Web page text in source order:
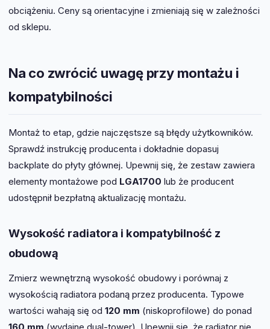
obciążeniu. Ceny są orientacyjne i zmieniają się w zależności
od sklepu.
Na co zwrócić uwagę przy montażu i
kompatybilności
Montaż to etap, gdzie najczęstsze są błędy użytkowników.
Sprawdź instrukcję producenta i dokładnie dopasuj
backplate do płyty głównej. Upewnij się, że zestaw zawiera
elementy montażowe pod LGA1700 lub że producent
udostępnił bezpłatną aktualizację montażu.
Wysokość radiatora i kompatybilność z
obudową
Zmierz wewnętrzną wysokość obudowy i porównaj z
wysokością radiatora podaną przez producenta. Typowe
wartości wahają się od 120 mm (niskoprofilowe) do ponad